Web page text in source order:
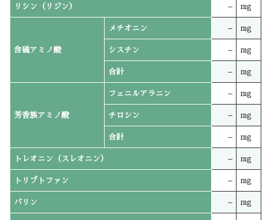
リシン（リジン） – mg
含硫アミノ酸
メチオニン – mg
シスチン – mg
合計 – mg
芳香族アミノ酸
フェニルアラニン – mg
チロシン – mg
合計 – mg
トレオニン（スレオニン） – mg
トリプトファン – mg
バリン – mg